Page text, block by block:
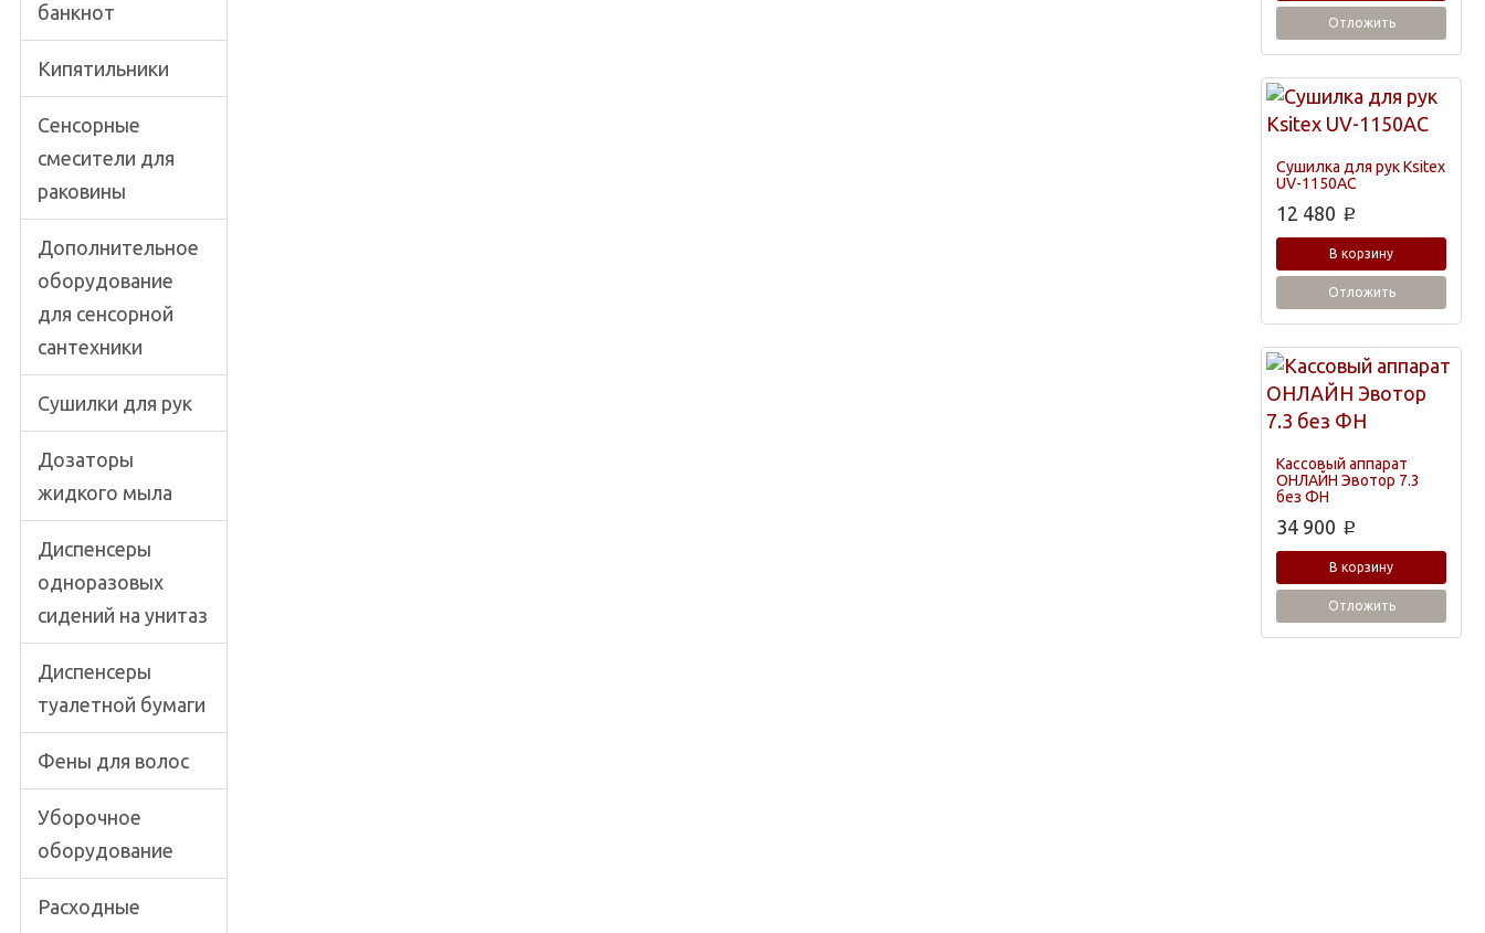
банкнот
Кипятильники
Сенсорные
смесители для
раковины
Дополнительное
оборудование
для сенсорной
сантехники
Сушилки для рук
Дозаторы
жидкого мыла
Диспенсеры
одноразовых
сидений на унитаз
Диспенсеры
туалетной бумаги
Фены для волос
Уборочное
оборудование
Расходные
Отложить
Сушилка для рук Ksitex
UV-1150AC
12 480 p
В корзину
Отложить
Кассовый аппарат
ОНЛАЙН Эвотор 7.3
без ФН
34 900 p
В корзину
Отложить